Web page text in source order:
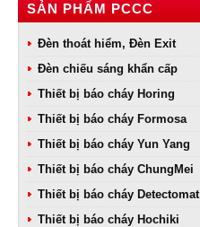
SẢN PHẨM PCCC
Đèn thoát hiểm, Đèn Exit
Đèn chiếu sáng khẩn cấp
Thiết bị báo cháy Horing
Thiết bị báo cháy Formosa
Thiết bị báo cháy Yun Yang
Thiết bị báo cháy ChungMei
Thiết bị báo cháy Detectomat
Thiết bị báo cháy Hochiki